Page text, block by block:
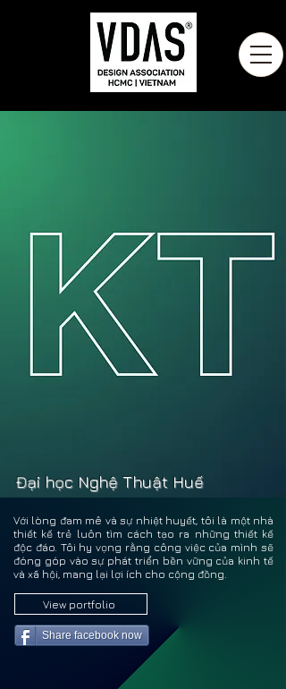
Đại học Nghệ Thuật Huế
Với lòng đam mê và sự nhiệt huyết, tôi là một nhà
thiết kế trẻ luôn tìm cách tạo ra những thiết kế
độc đáo. Tôi hy vọng rằng công việc của mình sẽ
đóng góp vào sự phát triển bền vững của kinh tế
và xã hội, mang lại lợi ích cho cộng đồng.
View portfolio
Share facebook now